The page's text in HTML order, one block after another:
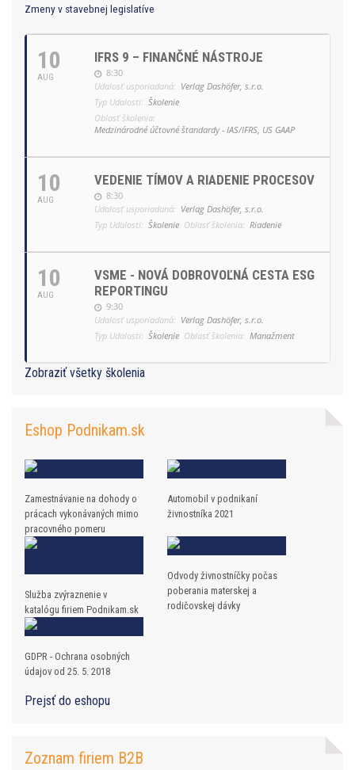
Zmeny v stavebnej legislatíve
10
AUG
IFRS 9 – FINANČNÉ NÁSTROJE
8:30
Udalosť usporiadaná: Verlag Dashöfer, s.r.o.
Typ Udalosti: Školenie
Oblasť školenia:
Medzinárodné účtovné štandardy - IAS/IFRS, US GAAP
10
AUG
VEDENIE TÍMOV A RIADENIE PROCESOV
8:30
Udalosť usporiadaná: Verlag Dashöfer, s.r.o.
Typ Udalosti: Školenie Oblasť školenia: Riadenie
10
AUG
VSME - NOVÁ DOBROVOĽNÁ CESTA ESG
REPORTINGU
9:30
Udalosť usporiadaná: Verlag Dashöfer, s.r.o.
Typ Udalosti: Školenie Oblasť školenia: Manažment
Zobraziť všetky školenia
Eshop Podnikam.sk
Zamestnávanie na dohody o
prácach vykonávaných mimo
pracovného pomeru
Automobil v podnikaní
živnostníka 2021
Služba zvýraznenie v
katalógu firiem Podnikam.sk
Odvody živnostníčky počas
poberania materskej a
rodičovskej dávky
GDPR - Ochrana osobných
údajov od 25. 5. 2018
Prejsť do eshopu
Zoznam firiem B2B